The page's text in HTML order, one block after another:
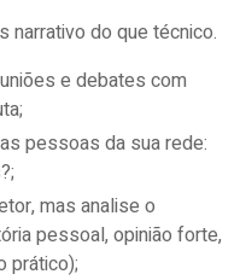
narrativo do que técnico.
e debates com
pessoas da sua rede:
mas analise o
pessoal, opinião forte,
prático);